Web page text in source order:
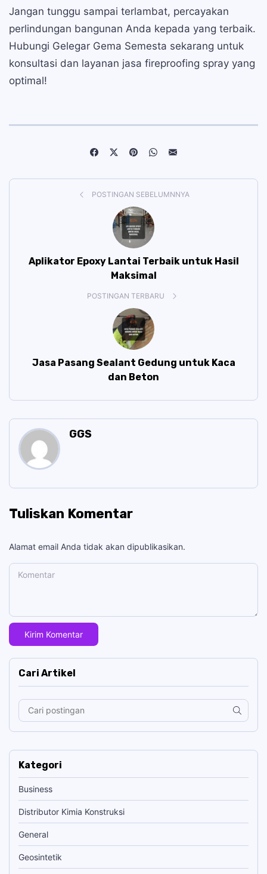
Jangan tunggu sampai terlambat, percayakan
perlindungan bangunan Anda kepada yang terbaik.
Hubungi Gelegar Gema Semesta sekarang untuk
konsultasi dan layanan jasa fireproofing spray yang
optimal!
POSTINGAN SEBELUMNNYA
Aplikator Epoxy Lantai Terbaik untuk Hasil
Maksimal
POSTINGAN TERBARU
Jasa Pasang Sealant Gedung untuk Kaca
dan Beton
GGS
Tuliskan Komentar
Alamat email Anda tidak akan dipublikasikan.
Komentar
Cari Artikel
Kategori
Business
Distributor Kimia Konstruksi
General
Geosintetik